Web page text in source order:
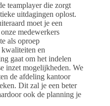
teamplayer die zorgt
uitdagingen oplost.
moet je een
medewerkers
als oproep
en
gaat om het indelen
inzet mogelijkheden. We
de afdeling kantoor
Dit zal je een beter
ook de planning je